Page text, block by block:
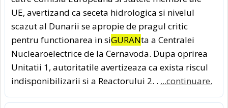
UE, avertizand ca seceta hidrologica si nivelul
scazut al Dunarii se apropie de pragul critic
pentru functionarea in siGURANta a Centralei
Nuclearoelectrice de la Cernavoda. Dupa oprirea
Unitatii 1, autoritatile avertizeaza ca exista riscul
indisponibilizarii si a Reactorului 2. . ...continuare.